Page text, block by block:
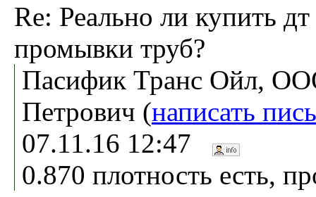
Re: Реально ли купить
промывки труб?
Пасифик Транс Ойл,
Петрович (написать
07.11.16 12:47
0.870 плотность есть,